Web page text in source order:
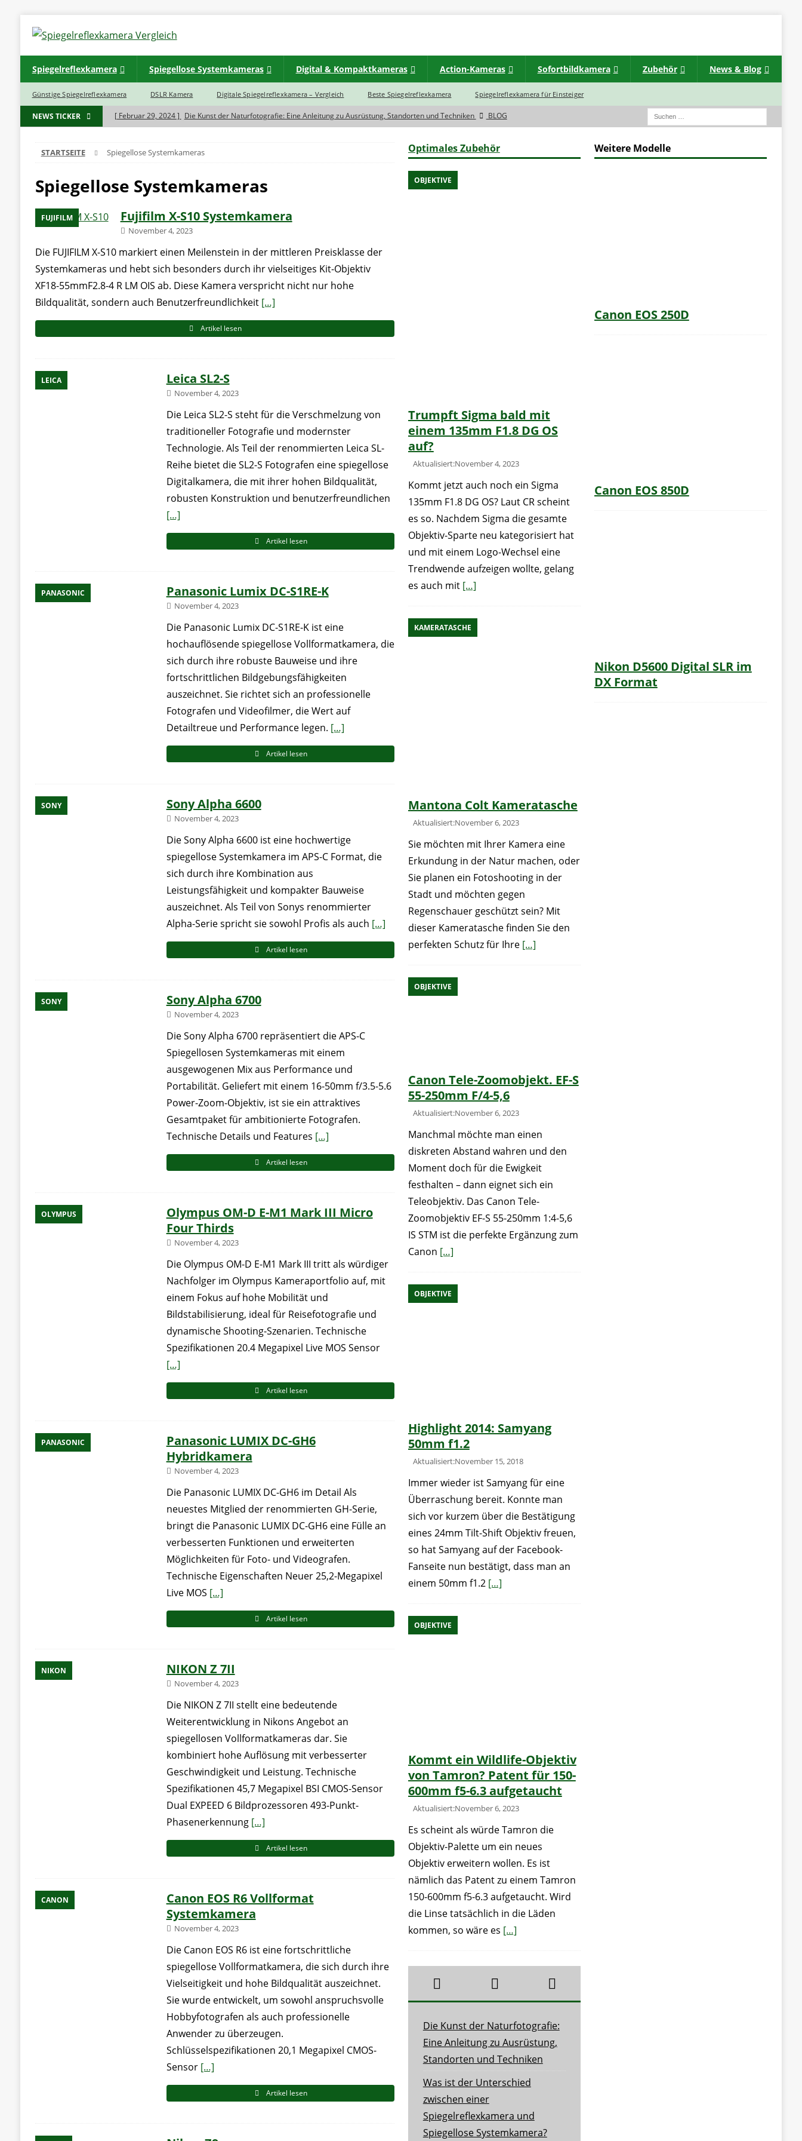
Spiegelreflexkamera Spiegellose Systemkameras Digital & Kompaktkameras Action-Kameras Sofortbildkamera Zubehör News & Blog
Günstige Spiegelreflexkamera DSLR Kamera Digitale Spiegelreflexkamera – Vergleich Beste Spiegelreflexkamera Spiegelreflexkamera für Einsteiger
NEWS TICKER [ Februar 29, 2024 ] Die Kunst der Naturfotografie: Eine Anleitung zu Ausrüstung, Standorten und Techniken
BLOG
BLOG
BLOG
[ November 5, 2023 ]
[ November 5, 2023 ] INSTAX Mini 40 Black INSTAX
STARTSEITE Spiegellose Systemkameras
Spiegellose Systemkameras
FUJIFILM Fujifilm X-S10 Systemkamera
November 4, 2023
Die FUJIFILM X-S10 markiert einen Meilenstein in der mittleren Preisklasse der
Systemkameras und hebt sich besonders durch ihr vielseitiges Kit-Objektiv
XF18-55mmF2.8-4 R LM OIS ab. Diese Kamera verspricht nicht nur hohe
Bildqualität, sondern auch Benutzerfreundlichkeit […]
Artikel lesen
LEICA Leica SL2-S
November 4, 2023
Die Leica SL2-S steht für die Verschmelzung von
traditioneller Fotografie und modernster
Technologie. Als Teil der renommierten Leica SL-
Reihe bietet die SL2-S Fotografen eine spiegellose
Digitalkamera, die mit ihrer hohen Bildqualität,
robusten Konstruktion und benutzerfreundlichen
[…]
Artikel lesen
PANASONIC Panasonic Lumix DC-S1RE-K
November 4, 2023
Die Panasonic Lumix DC-S1RE-K ist eine
hochauflösende spiegellose Vollformatkamera, die
sich durch ihre robuste Bauweise und ihre
fortschrittlichen Bildgebungsfähigkeiten
auszeichnet. Sie richtet sich an professionelle
Fotografen und Videofilmer, die Wert auf
Detailtreue und Performance legen. […]
Artikel lesen
SONY Sony Alpha 6600
November 4, 2023
Die Sony Alpha 6600 ist eine hochwertige
spiegellose Systemkamera im APS-C Format, die
sich durch ihre Kombination aus
Leistungsfähigkeit und kompakter Bauweise
auszeichnet. Als Teil von Sonys renommierter
Alpha-Serie spricht sie sowohl Profis als auch […]
Artikel lesen
SONY Sony Alpha 6700
November 4, 2023
Die Sony Alpha 6700 repräsentiert die APS-C
Spiegellosen Systemkameras mit einem
ausgewogenen Mix aus Performance und
Portabilität. Geliefert mit einem 16-50mm f/3.5-5.6
Power-Zoom-Objektiv, ist sie ein attraktives
Gesamtpaket für ambitionierte Fotografen.
Technische Details und Features […]
Artikel lesen
OLYMPUS
Olympus OM-D E-M1 Mark III Micro
Four Thirds
November 4, 2023
Die Olympus OM-D E-M1 Mark III tritt als würdiger
Nachfolger im Olympus Kameraportfolio auf, mit
einem Fokus auf hohe Mobilität und
Bildstabilisierung, ideal für Reisefotografie und
dynamische Shooting-Szenarien. Technische
Spezifikationen 20.4 Megapixel Live MOS Sensor
[…]
Artikel lesen
PANASONIC
Panasonic LUMIX DC-GH6
Hybridkamera
November 4, 2023
Die Panasonic LUMIX DC-GH6 im Detail Als
neuestes Mitglied der renommierten GH-Serie,
bringt die Panasonic LUMIX DC-GH6 eine Fülle an
verbesserten Funktionen und erweiterten
Möglichkeiten für Foto- und Videografen.
Technische Eigenschaften Neuer 25,2-Megapixel
Live MOS […]
Artikel lesen
NIKON NIKON Z 7II
November 4, 2023
Die NIKON Z 7II stellt eine bedeutende
Weiterentwicklung in Nikons Angebot an
spiegellosen Vollformatkameras dar. Sie
kombiniert hohe Auflösung mit verbesserter
Geschwindigkeit und Leistung. Technische
Spezifikationen 45,7 Megapixel BSI CMOS-Sensor
Dual EXPEED 6 Bildprozessoren 493-Punkt-
Phasenerkennung […]
Artikel lesen
CANON
Canon EOS R6 Vollformat
Systemkamera
November 4, 2023
Die Canon EOS R6 ist eine fortschrittliche
spiegellose Vollformatkamera, die sich durch ihre
Vielseitigkeit und hohe Bildqualität auszeichnet.
Sie wurde entwickelt, um sowohl anspruchsvolle
Hobbyfotografen als auch professionelle
Anwender zu überzeugen.
Schlüsselspezifikationen 20,1 Megapixel CMOS-
Sensor […]
Artikel lesen
Optimales Zubehör
Trumpft Sigma bald mit
einem 135mm F1.8 DG OS
auf?
OBJEKTIVE
Aktualisiert:November 4, 2023
Kommt jetzt auch noch ein Sigma
135mm F1.8 DG OS? Laut CR scheint
es so. Nachdem Sigma die gesamte
Objektiv-Sparte neu kategorisiert hat
und mit einem Logo-Wechsel eine
Trendwende aufzeigen wollte, gelang
es auch mit […]
Mantona Colt Kameratasche
KAMERATASCHE
Aktualisiert:November 6, 2023
Sie möchten mit Ihrer Kamera eine
Erkundung in der Natur machen, oder
Sie planen ein Fotoshooting in der
Stadt und möchten gegen
Regenschauer geschützt sein? Mit
dieser Kameratasche finden Sie den
perfekten Schutz für Ihre […]
Canon Tele-Zoomobjekt. EF-S
55-250mm F/4-5,6
OBJEKTIVE
Aktualisiert:November 6, 2023
Manchmal möchte man einen
diskreten Abstand wahren und den
Moment doch für die Ewigkeit
festhalten – dann eignet sich ein
Teleobjektiv. Das Canon Tele-
Zoomobjektiv EF-S 55-250mm 1:4-5,6
IS STM ist die perfekte Ergänzung zum
Canon […]
Highlight 2014: Samyang
50mm f1.2
OBJEKTIVE
Aktualisiert:November 15, 2018
Immer wieder ist Samyang für eine
Überraschung bereit. Konnte man
sich vor kurzem über die Bestätigung
eines 24mm Tilt-Shift Objektiv freuen,
so hat Samyang auf der Facebook-
Fanseite nun bestätigt, dass man an
einem 50mm f1.2 […]
Kommt ein Wildlife-Objektiv
von Tamron? Patent für 150-
600mm f5-6.3 aufgetaucht
OBJEKTIVE
Aktualisiert:November 6, 2023
Es scheint als würde Tamron die
Objektiv-Palette um ein neues
Objektiv erweitern wollen. Es ist
nämlich das Patent zu einem Tamron
150-600mm f5-6.3 aufgetaucht. Wird
die Linse tatsächlich in die Läden
kommen, so wäre es […]
Die Kunst der Naturfotografie:
Eine Anleitung zu Ausrüstung,
Standorten und Techniken
Was ist der Unterschied
zwischen einer
Spiegelreflexkamera und
Spiegellose Systemkamera?
Weitere Modelle
Canon EOS 250D
Canon EOS 850D
Nikon D5600 Digital SLR im
DX Format